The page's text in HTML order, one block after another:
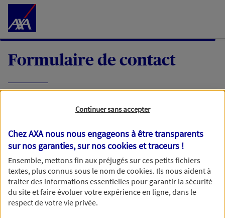
Accéder au Contenu
Formulaire de contact
demande, nous vous répondrons dans les
meilleurs délais par mail ou par téléphone.
Votre message :
Continuer sans accepter
Chez AXA nous nous engageons à être transparents
sur nos garanties, sur noscookies et traceurs !
Ensemble, mettons fin aux préjugés sur ces petits fichiers
textes, plus connus sous le nom decookies. Ils nous aident à
traiter des informations essentielles pour garantir la sécurité
du site et faire évoluer votre expérience en ligne, dans le
respect de votre vie privée.